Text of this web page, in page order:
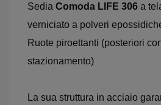
Sedia Comoda LIFE 306 a
verniciato a polveri
Ruote piroettanti (posteriori
stazionamento)
La sua struttura in acciaio